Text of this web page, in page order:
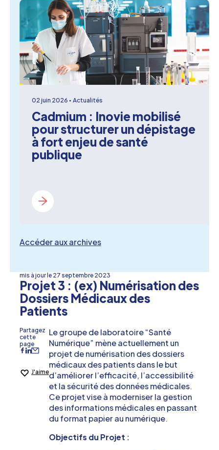
02 juin 2026 Actualités
Cadmium : Inovie mobilisé
pour structurer un dépistage
à fort enjeu de santé
publique
Accéder aux archives
mis à jour le 27 septembre 2023
Projet 3 : (ex) Numérisation des
Dossiers Médicaux des
Patients
Partagez
cette
page
J'aime
Le groupe de laboratoire “Santé
Numérique” mène actuellement un
projet de numérisation des dossiers
médicaux des patients dans le but
d’améliorer l’efficacité, l’accessibilité
et la sécurité des données médicales.
Ce projet vise à moderniser la gestion
des informations médicales en passant
du format papier au numérique.
Objectifs du Projet :